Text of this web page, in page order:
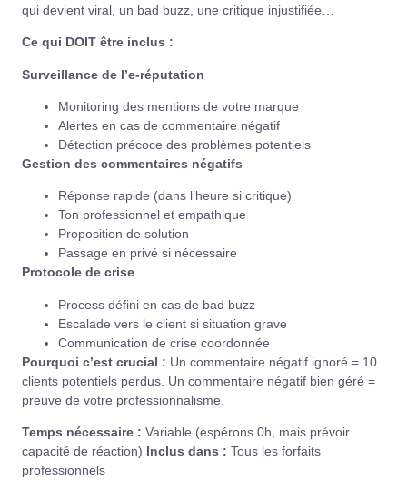
qui devient viral, un bad buzz, une critique injustifiée…
Ce qui DOIT être inclus :
Surveillance de l’e-réputation
Monitoring des mentions de votre marque
Alertes en cas de commentaire négatif
Détection précoce des problèmes potentiels
Gestion des commentaires négatifs
Réponse rapide (dans l’heure si critique)
Ton professionnel et empathique
Proposition de solution
Passage en privé si nécessaire
Protocole de crise
Process défini en cas de bad buzz
Escalade vers le client si situation grave
Communication de crise coordonnée
Pourquoi c’est crucial : Un commentaire négatif ignoré = 10
clients potentiels perdus. Un commentaire négatif bien géré =
preuve de votre professionnalisme.
Temps nécessaire : Variable (espérons 0h, mais prévoir
capacité de réaction) Inclus dans : Tous les forfaits
professionnels